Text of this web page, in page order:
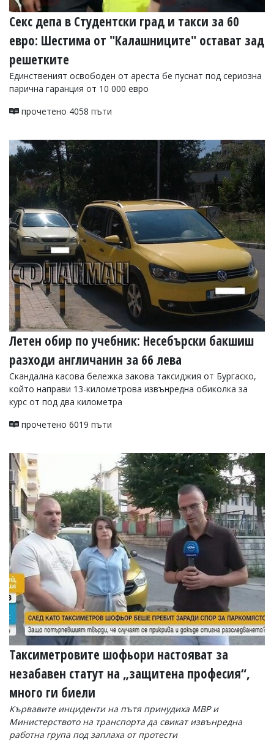
Секс депа в Студентски град и такси за 60
евро: Шестима от "Калашниците" остават зад
решетките
Единственият освободен от ареста бе пуснат под сериозна
парична гаранция от 10 000 евро
прочетено 4058 пъти
Летен обир по учебник: Несебърски бакшиш
разходи англичанин за 66 лева
Скандална касова бележка закова таксиджия от Бургаско,
който направи 13-километрова извънредна обиколка за
курс от под два километра
прочетено 6019 пъти
Таксиметровите шофьори настояват за
незабавен статут на „защитена професия“,
много ги биели
Кървавите инциденти на пътя принудиха МВР и
Министерството на транспорта да свикат извънредна
работна група под заплаха от протести